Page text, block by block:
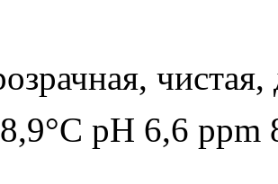
pH 6,6 ppm